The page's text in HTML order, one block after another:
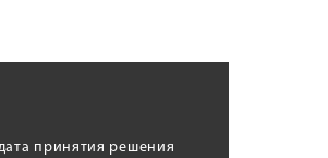
принятия решения